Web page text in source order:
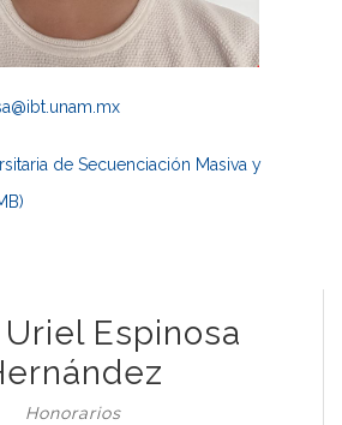
de Secuenciación Masiva y
Espinosa
Honorarios